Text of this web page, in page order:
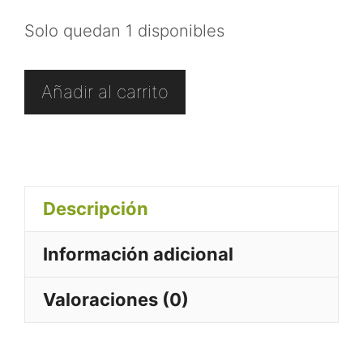
Solo quedan 1 disponibles
Taza
son
para
comienzos"
rosa
Añadir al carrito
Descripción
Información adicional
Valoraciones (0)